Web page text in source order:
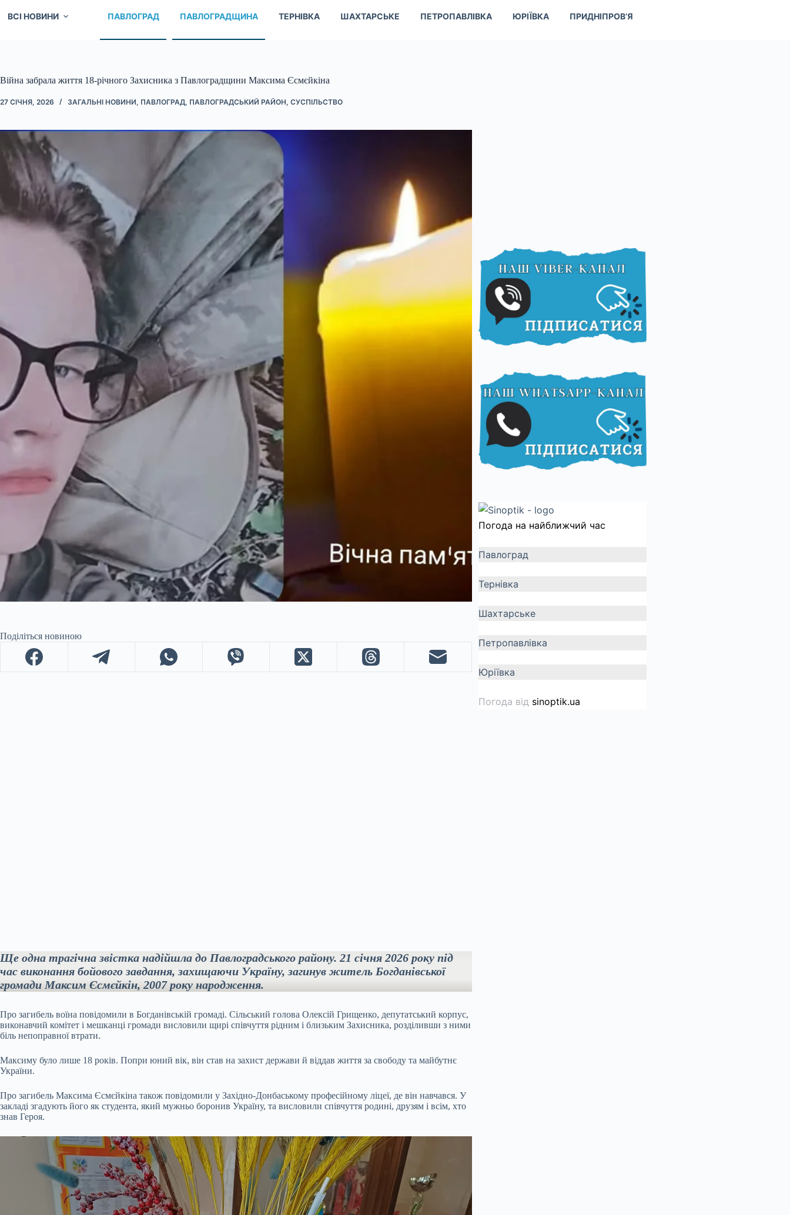
ВСІ НОВИНИ ПАВЛОГРАД ПАВЛОГРАДЩИНА ТЕРНІВКА ШАХТАРСЬКЕ ПЕТРОПАВЛІВКА ЮРІЇВКА ПРИДНІПРОВ’Я
Війна забрала життя 18-річного Захисника з Павлоградщини Максима Єсмєйкіна
27 СІЧНЯ, 2026 ЗАГАЛЬНІ НОВИНИ, ПАВЛОГРАД, ПАВЛОГРАДСЬКИЙ РАЙОН, СУСПІЛЬСТВО
Поділіться новиною
Ще одна трагічна звістка надійшла до Павлоградського району. 21 січня 2026 року під
час виконання бойового завдання, захищаючи Україну, загинув житель Богданівської
громади Максим Єсмєйкін, 2007 року народження.
Про загибель воїна повідомили в Богданівській громаді. Сільський голова Олексій Грищенко, депутатський корпус,
виконавчий комітет і мешканці громади висловили щирі співчуття рідним і близьким Захисника, розділивши з ними
біль непоправної втрати.
Максиму було лише 18 років. Попри юний вік, він став на захист держави й віддав життя за свободу та майбутнє
України.
Про загибель Максима Єсмєйкіна також повідомили у Західно-Донбаському професійному ліцеї, де він навчався. У
закладі згадують його як студента, який мужньо боронив Україну, та висловили співчуття родині, друзям і всім, хто
знав Героя.
Погода на найближчий час
Павлоград
Тернівка
Шахтарське
Петропавлівка
Юріївка
Погода від sinoptik.ua